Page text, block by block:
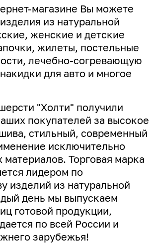
магазине Вы можете
из натуральной
женские и детские
жилеты, постельные
лечебно-согревающую
для авто и многое
"Холти" получили
покупателей за высокое
стильный, современный
исключительно
материалов. Торговая марка
лидером по
изделий из натуральной
день мы выпускаем
готовой продукции,
по всей России и
зарубежья!